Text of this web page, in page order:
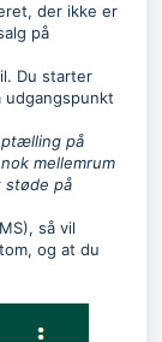
der ikke er
på
Du starter
udgangspunkt
på
mellemrum
støde på
så vil
og at du